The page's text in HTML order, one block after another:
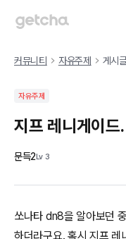
커뮤니티 자유주제 게시
자유주제
지프 레니게이드
문득2Lv3
쏘나타 dn8을 알아보던
하더라구요. 혹시 지프 레